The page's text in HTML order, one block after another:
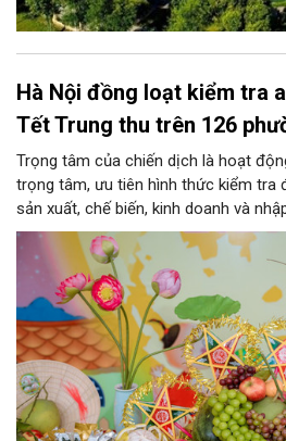
Hà Nội đồng loạt kiểm tra
Tết Trung thu trên 126
Trọng tâm của chiến dịch là hoạt
trọng tâm, ưu tiên hình thức kiểm
sản xuất, chế biến, kinh doanh và
nhóm mặt hàng tiêu thụ mạnh như
kẹo, rượu, bia, nước giải khát, phụ gia